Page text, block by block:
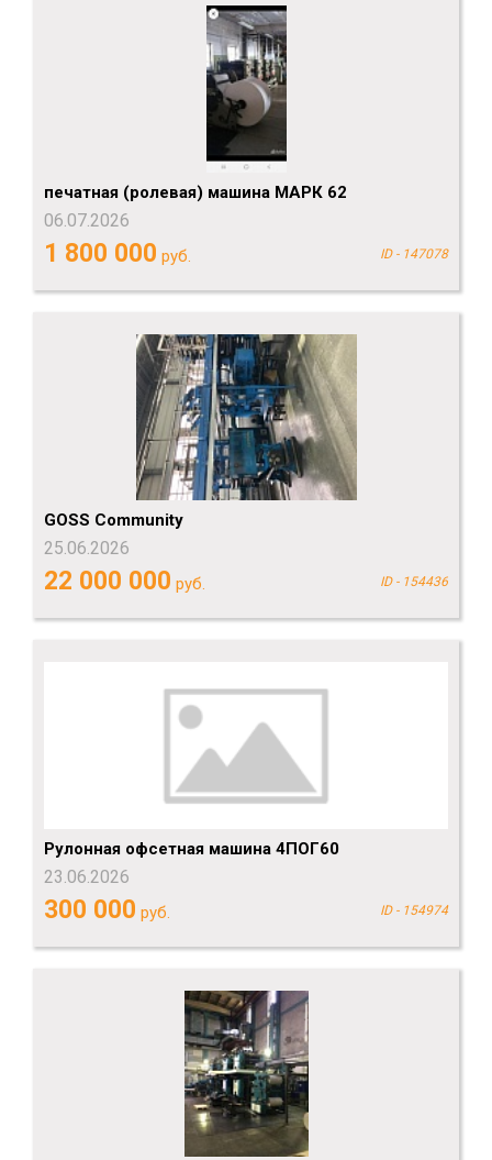
печатная (ролевая) машина МАРК 62
06.07.2026
1 800 000 руб. ID - 147078
GOSS Community
25.06.2026
22 000 000 руб. ID - 154436
Рулонная офсетная машина 4ПОГ60
23.06.2026
300 000 руб. ID - 154974